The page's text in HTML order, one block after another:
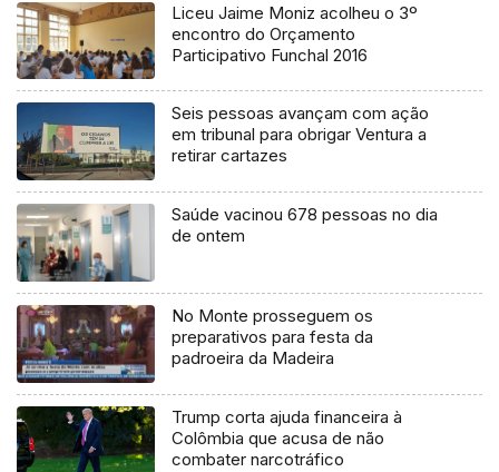
Liceu Jaime Moniz acolheu o 3º
encontro do Orçamento
Participativo Funchal 2016
Seis pessoas avançam com ação
em tribunal para obrigar Ventura a
retirar cartazes
Saúde vacinou 678 pessoas no dia
de ontem
No Monte prosseguem os
preparativos para festa da
padroeira da Madeira
Trump corta ajuda financeira à
Colômbia que acusa de não
combater narcotráfico